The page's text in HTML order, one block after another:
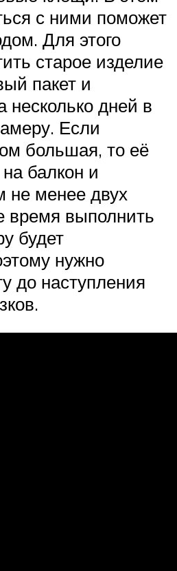
с ними поможет
Для этого
старое изделие
пакет и
несколько дней в
Если
большая, то её
балкон и
не менее двух
время выполнить
будет
нужно
до наступления